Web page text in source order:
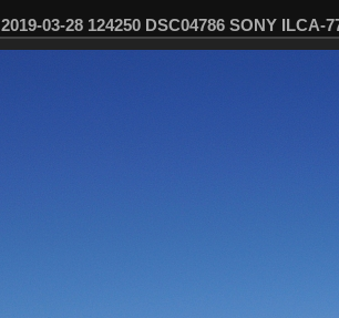
2019-03-28 124250 DSC04786 SONY ILCA-